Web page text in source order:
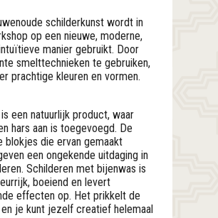
schilderkunst wordt in
op een nieuwe, moderne,
manier gebruikt. Door
smelttechnieken te gebruiken,
prachtige kleuren en vormen.
een natuurlijk product, waar
hars aan is toegevoegd. De
blokjes die ervan gemaakt
een ongekende uitdaging in
Schilderen met bijenwas is
boeiend en levert
effecten op. Het prikkelt de
je kunt jezelf creatief helemaal